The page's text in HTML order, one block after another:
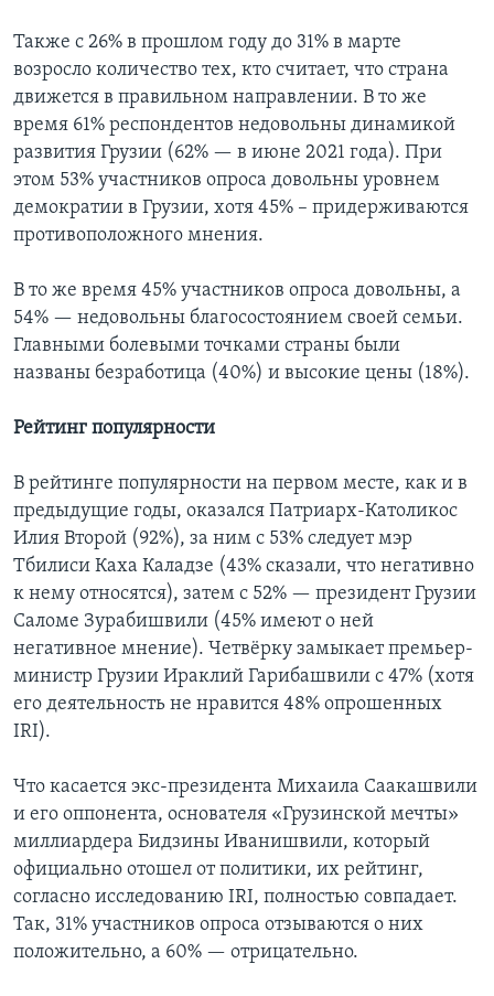
Также с 26% в прошлом году до 31% в марте
возросло количество тех, кто считает, что страна
движется в правильном направлении. В то же
время 61% респондентов недовольны динамикой
развития Грузии (62% — в июне 2021 года). При
этом 53% участников опроса довольны уровнем
демократии в Грузии, хотя 45% – придерживаются
противоположного мнения.
В то же время 45% участников опроса довольны, а
54% — недовольны благосостоянием своей семьи.
Главными болевыми точками страны были
названы безработица (40%) и высокие цены (18%).
Рейтинг популярности
В рейтинге популярности на первом месте, как и в
предыдущие годы, оказался Патриарх-Католикос
Илия Второй (92%), за ним с 53% следует мэр
Тбилиси Каха Каладзе (43% сказали, что негативно
к нему относятся), затем с 52% — президент Грузии
Саломе Зурабишвили (45% имеют о ней
негативное мнение). Четвёрку замыкает премьер-
министр Грузии Ираклий Гарибашвили с 47% (хотя
его деятельность не нравится 48% опрошенных
IRI).
Что касается экс-президента Михаила Саакашвили
и его оппонента, основателя «Грузинской мечты»
миллиардера Бидзины Иванишвили, который
официально отошел от политики, их рейтинг,
согласно исследованию IRI, полностью совпадает.
Так, 31% участников опроса отзываются о них
положительно, а 60% — отрицательно.